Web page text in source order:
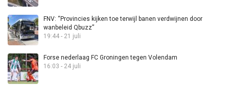
FNV: “Provincies kijken toe terwijl banen verdwijnen door
wanbeleid Qbuzz”
19:44 - 21 juli
Forse nederlaag FC Groningen tegen Volendam
16:03 - 24 juli